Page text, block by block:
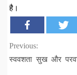
है।
Continue
Previous:
स्ववशता सुख और